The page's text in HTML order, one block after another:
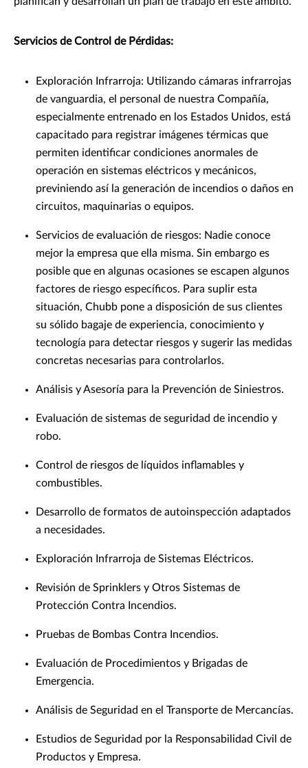
Servicios de Control de Pérdidas:
Exploración Infrarroja: Utilizando cámaras infrarrojas
de vanguardia, el personal de nuestra Compañía,
especialmente entrenado en los Estados Unidos, está
capacitado para registrar imágenes térmicas que
permiten identificar condiciones anormales de
operación en sistemas eléctricos y mecánicos,
previniendo así la generación de incendios o daños en
circuitos, maquinarias o equipos.
Servicios de evaluación de riesgos: Nadie conoce
mejor la empresa que ella misma. Sin embargo es
posible que en algunas ocasiones se escapen algunos
factores de riesgo específicos. Para suplir esta
situación, Chubb pone a disposición de sus clientes
su sólido bagaje de experiencia, conocimiento y
tecnología para detectar riesgos y sugerir las medidas
concretas necesarias para controlarlos.
Análisis y Asesoría para la Prevención de Siniestros.
Evaluación de sistemas de seguridad de incendio y
robo.
Control de riesgos de líquidos inflamables y
combustibles.
Desarrollo de formatos de autoinspección adaptados
a necesidades.
Exploración Infrarroja de Sistemas Eléctricos.
Revisión de Sprinklers y Otros Sistemas de
Protección Contra Incendios.
Pruebas de Bombas Contra Incendios.
Evaluación de Procedimientos y Brigadas de
Emergencia.
Análisis de Seguridad en el Transporte de Mercancías.
Estudios de Seguridad por la Responsabilidad Civil de
Productos y Empresa.